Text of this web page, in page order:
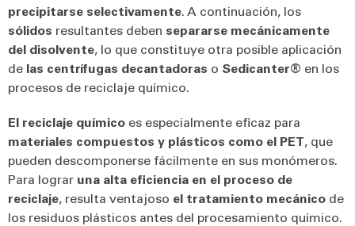
precipitarse selectivamente. A continuación, los
sólidos resultantes deben separarse mecánicamente
del disolvente, lo que constituye otra posible aplicación
de las centrífugas decantadoras o Sedicanter® en los
procesos de reciclaje químico.
El reciclaje químico es especialmente eficaz para
materiales compuestos y plásticos como el PET, que
pueden descomponerse fácilmente en sus monómeros.
Para lograr una alta eficiencia en el proceso de
reciclaje, resulta ventajoso el tratamiento mecánico de
los residuos plásticos antes del procesamiento químico.